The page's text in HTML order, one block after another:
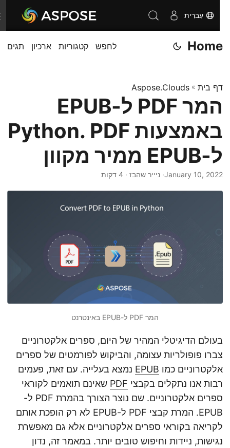
עִברִית
Home לחפש קטגוריות ארכיון תגים
דף בית»
Aspose.Clouds
המר PDF ל-EPUB
באמצעות Python. PDF
ל-EPUB ממיר מקוון
January 10, 2022· ניייר שהבז · 4 דקות
המר PDF ל-EPUB באינטרנט
בעולם הדיגיטלי המהיר של היום, ספרים אלקטרוניים
צברו פופולריות עצומה, והביקוש לפורמטים של ספרים
אלקטרוניים כמוEPUBנמצא בעלייה. עם זאת, פעמים
רבות אנו נתקלים בקבציPDFשאינם תואמים לקוראי
ספרים אלקטרוניים. שם נוצר הצורך בהמרת PDF ל-
EPUB. המרת קבצי PDF ל-EPUB לא רק הופכת אותם
לקריאה בקוראי ספרים אלקטרוניים אלא גם מאפשרת
נגישות, ניידות וחיפוש טובים יותר. במאמר זה, נדון